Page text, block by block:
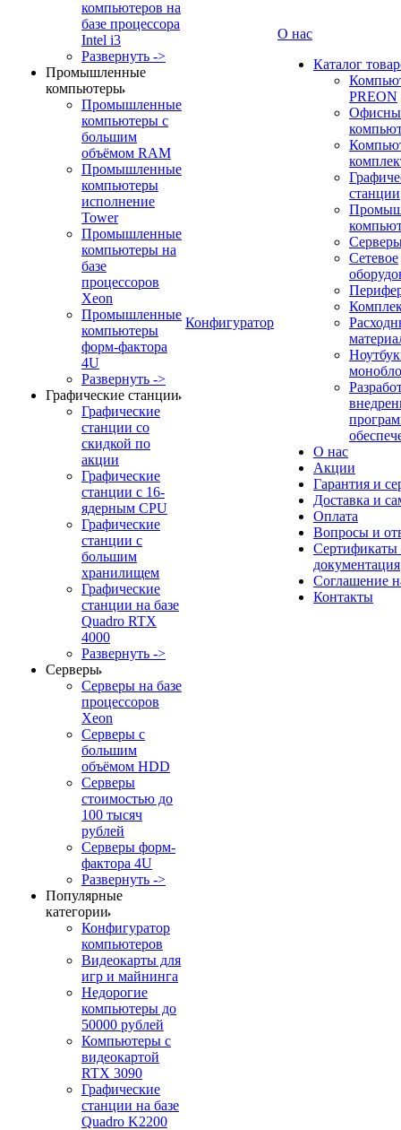
компьютеров на
базе процессора
Intel i3
Развернуть ->
Промышленные
компьютеры
Промышленные
компьютеры с
большим
объёмом RAM
Промышленные
компьютеры
исполнение
Tower
Промышленные
компьютеры на
базе
процессоров
Xeon
Промышленные
компьютеры
форм-фактора
4U
Развернуть ->
Графические станции
Графические
станции со
скидкой по
акции
Графические
станции с 16-
ядерным CPU
Графические
станции с
большим
хранилищем
Графические
станции на базе
Quadro RTX
4000
Развернуть ->
Серверы
Серверы на базе
процессоров
Xeon
Серверы с
большим
объёмом HDD
Серверы
стоимостью до
100 тысяч
рублей
Серверы форм-
фактора 4U
Развернуть ->
Популярные
категории
Конфигуратор
компьютеров
Видеокарты для
игр и майнинга
Недорогие
компьютеры до
50000 рублей
Компьютеры с
видеокартой
RTX 3090
Графические
станции на базе
Quadro K2200
Конфигуратор
О нас
Каталог
PREON
станции
Сетевое
О нас
Акции
Гарантия и
Доставка и
Оплата
Вопросы и
Сертификаты
документация
Соглашение
Контакты